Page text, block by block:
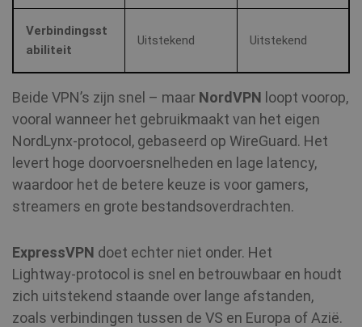
Verbindingsst
abiliteit
Uitstekend Uitstekend
Beide VPN’s zijn snel – maar NordVPN loopt voorop,
vooral wanneer het gebruikmaakt van het eigen
NordLynx‑protocol, gebaseerd op WireGuard. Het
levert hoge doorvoersnelheden en lage latency,
waardoor het de betere keuze is voor gamers,
streamers en grote bestandsoverdrachten.
ExpressVPN doet echter niet onder. Het
Lightway‑protocol is snel en betrouwbaar en houdt
zich uitstekend staande over lange afstanden,
zoals verbindingen tussen de VS en Europa of Azië.